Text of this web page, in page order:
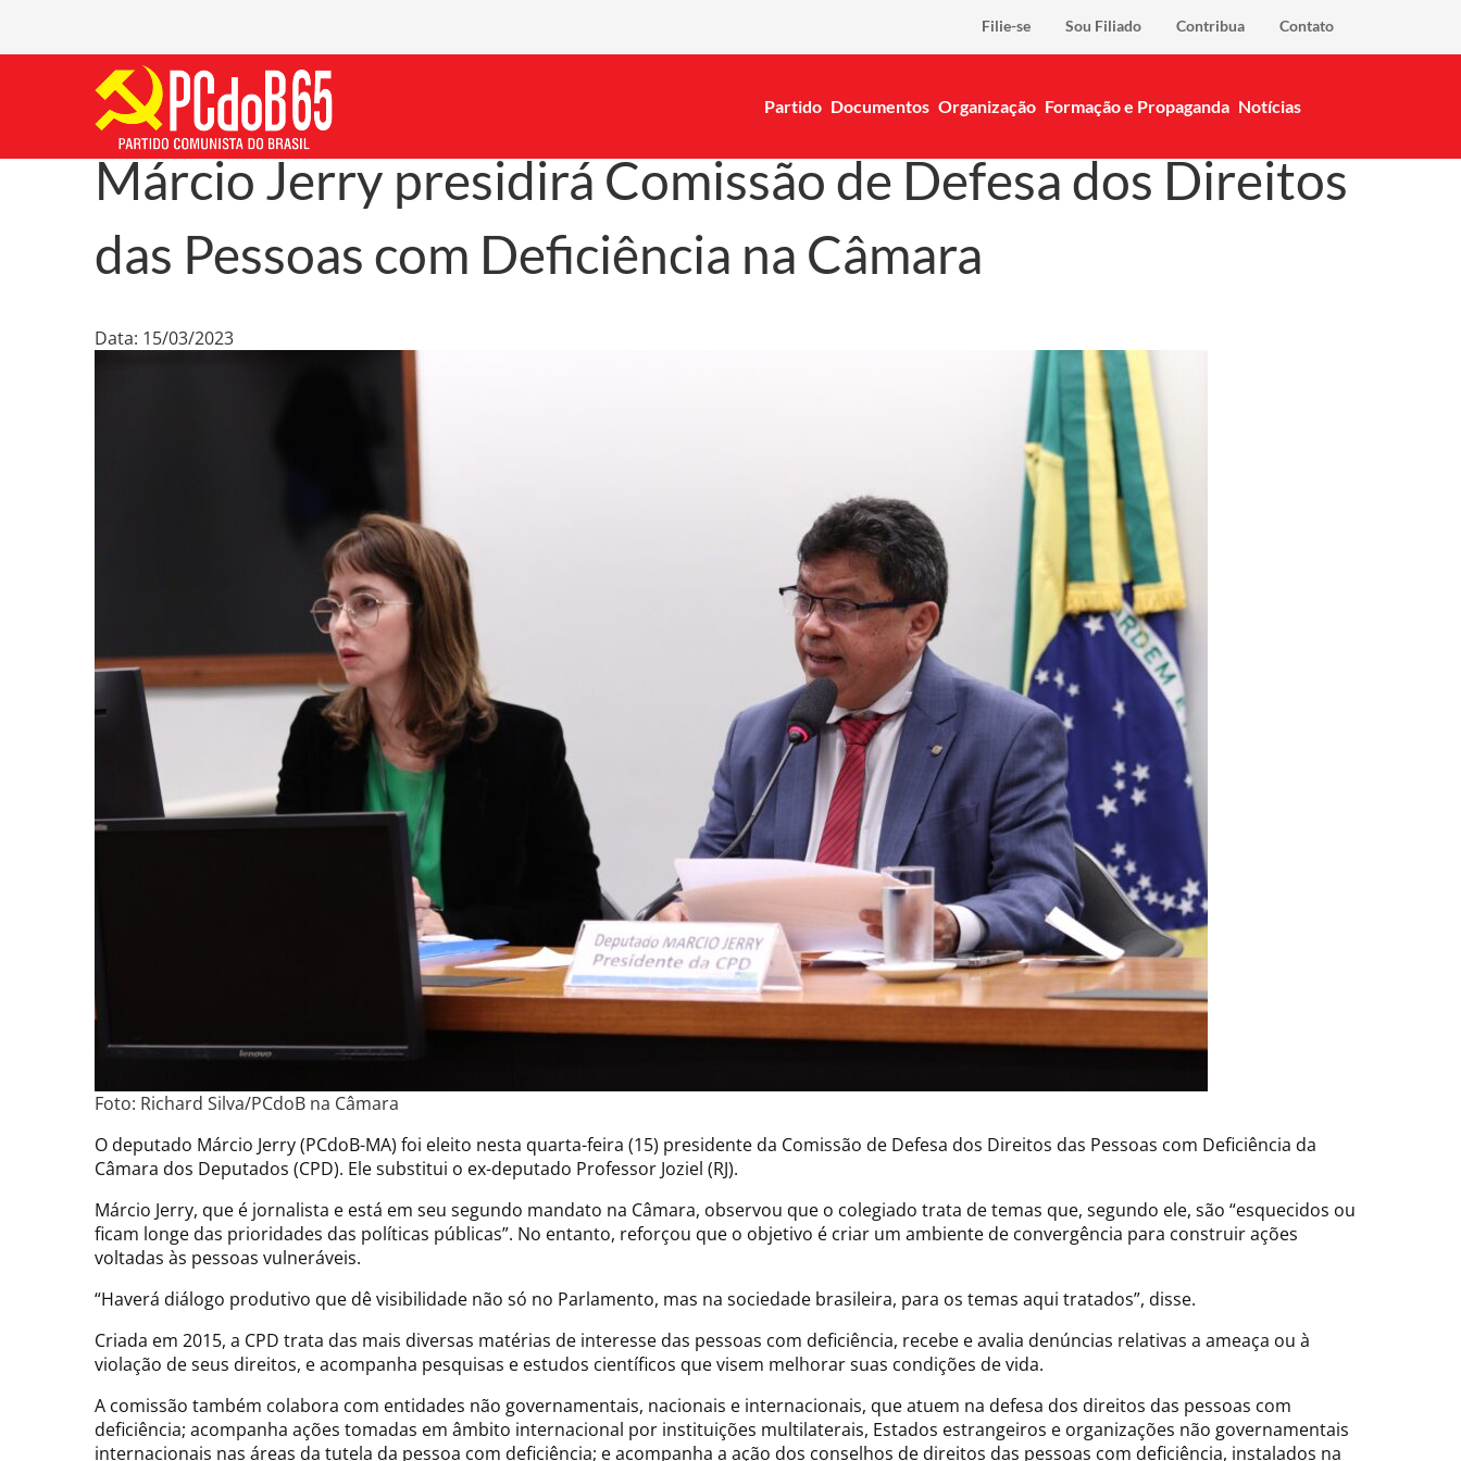
Filie-se Sou Filiado Contribua Contato
Partido Documentos Organização Formação e Propaganda Notícias
Márcio Jerry presidirá Comissão de Defesa dos Direitos
das Pessoas com Deficiência na Câmara
Data: 15/03/2023
Foto: Richard Silva/PCdoB na Câmara
O deputado Márcio Jerry (PCdoB-MA) foi eleito nesta quarta-feira (15) presidente da Comissão de Defesa dos Direitos das Pessoas com Deficiência da
Câmara dos Deputados (CPD). Ele substitui o ex-deputado Professor Joziel (RJ).
Márcio Jerry, que é jornalista e está em seu segundo mandato na Câmara, observou que o colegiado trata de temas que, segundo ele, são “esquecidos ou
ficam longe das prioridades das políticas públicas”. No entanto, reforçou que o objetivo é criar um ambiente de convergência para construir ações
voltadas às pessoas vulneráveis.
“Haverá diálogo produtivo que dê visibilidade não só no Parlamento, mas na sociedade brasileira, para os temas aqui tratados”, disse.
Criada em 2015, a CPD trata das mais diversas matérias de interesse das pessoas com deficiência, recebe e avalia denúncias relativas a ameaça ou à
violação de seus direitos, e acompanha pesquisas e estudos científicos que visem melhorar suas condições de vida.
A comissão também colabora com entidades não governamentais, nacionais e internacionais, que atuem na defesa dos direitos das pessoas com
deficiência; acompanha ações tomadas em âmbito internacional por instituições multilaterais, Estados estrangeiros e organizações não governamentais
internacionais nas áreas da tutela da pessoa com deficiência; e acompanha a ação dos conselhos de direitos das pessoas com deficiência, instalados na